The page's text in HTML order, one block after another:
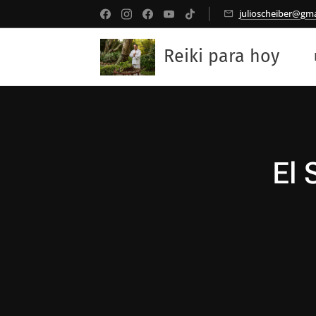
Reiki para hoy
El